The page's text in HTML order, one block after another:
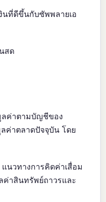
งินที่ดีขึ้นกับซัพพลายเอ
สด
ค่าตามบัญชีของ
ค่าตลาดปัจจุบัน โดย
แนวทางการคิดค่าเสื่อม
ค่าสินทรัพย์ถาวรและ